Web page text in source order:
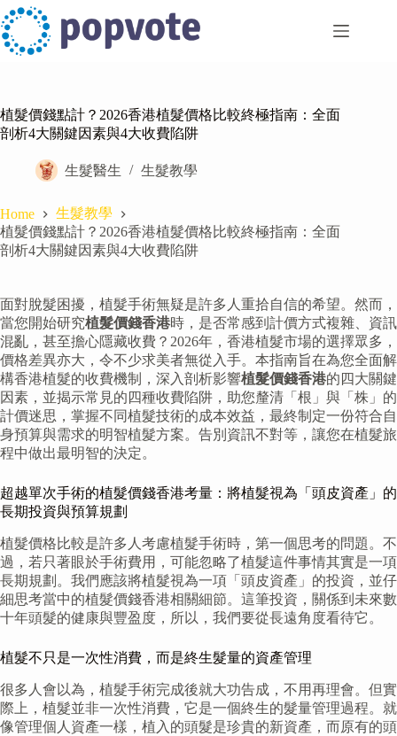
Skip
to
content
植髮價錢點計？2026香港植髮價格比較終極指南：全面
剖析4大關鍵因素與4大收費陷阱
生髮醫生 生髮教學
Home
生髮教學
植髮價錢點計？2026香港植髮價格比較終極指南：全面
剖析4大關鍵因素與4大收費陷阱
面對脫髮困擾，植髮手術無疑是許多人重拾自信的希望。然而，
當您開始研究植髮價錢香港時，是否常感到計價方式複雜、資訊
混亂，甚至擔心隱藏收費？2026年，香港植髮市場的選擇眾多，
價格差異亦大，令不少求美者無從入手。本指南旨在為您全面解
構香港植髮的收費機制，深入剖析影響植髮價錢香港的四大關鍵
因素，並揭示常見的四種收費陷阱，助您釐清「根」與「株」的
計價迷思，掌握不同植髮技術的成本效益，最終制定一份符合自
身預算與需求的明智植髮方案。告別資訊不對等，讓您在植髮旅
程中做出最明智的決定。
超越單次手術的植髮價錢香港考量：將植髮視為「頭皮資產」的
長期投資與預算規劃
植髮價格比較是許多人考慮植髮手術時，第一個思考的問題。不
過，若只著眼於手術費用，可能忽略了植髮這件事情其實是一項
長期規劃。我們應該將植髮視為一項「頭皮資產」的投資，並仔
細思考當中的植髮價錢香港相關細節。這筆投資，關係到未來數
十年頭髮的健康與豐盈度，所以，我們要從長遠角度看待它。
植髮不只是一次性消費，而是終生髮量的資產管理
很多人會以為，植髮手術完成後就大功告成，不用再理會。但實
際上，植髮並非一次性消費，它是一個終生的髮量管理過程。就
像管理個人資產一樣，植入的頭髮是珍貴的新資產，而原有的頭